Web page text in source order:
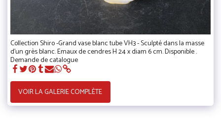
Collection Shiro -Grand vase blanc tube VH3 - Sculpté dans la masse
d'un grès blanc. Emaux de cendres H 24 x diam 6 cm. Disponible .
Demande de catalogue
VOIR LA GALERIE COMPLÈTE